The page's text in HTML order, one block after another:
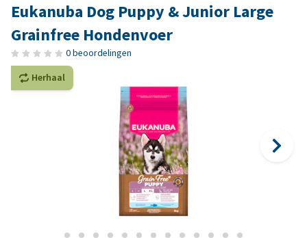
Eukanuba Dog Puppy & Junior Large
Grainfree Hondenvoer
0 beoordelingen
Herhaal